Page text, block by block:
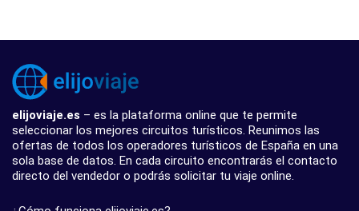
elijoviaje.es – es la plataforma online que te permite
seleccionar los mejores circuitos turísticos. Reunimos las
ofertas de todos los operadores turísticos de España en una
sola base de datos. En cada circuito encontrarás el contacto
directo del vendedor o podrás solicitar tu viaje online.